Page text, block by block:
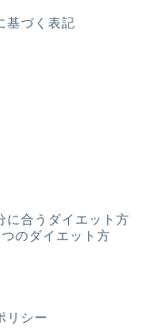
基づく表記
に合うダイエット方
のダイエット方
リシー